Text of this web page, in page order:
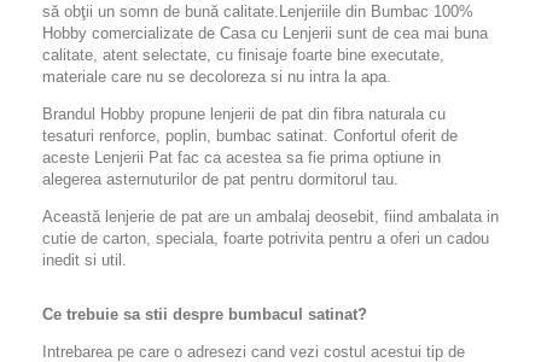
să obţii un somn de bună calitate.Lenjeriile din Bumbac 100%
Hobby comercializate de Casa cu Lenjerii sunt de cea mai buna
calitate, atent selectate, cu finisaje foarte bine executate,
materiale care nu se decoloreza si nu intra la apa.
Brandul Hobby propune lenjerii de pat din fibra naturala cu
tesaturi renforce, poplin, bumbac satinat. Confortul oferit de
aceste Lenjerii Pat fac ca acestea sa fie prima optiune in
alegerea asternuturilor de pat pentru dormitorul tau.
Această lenjerie de pat are un ambalaj deosebit, fiind ambalata in
cutie de carton, speciala, foarte potrivita pentru a oferi un cadou
inedit si util.
Ce trebuie sa stii despre bumbacul satinat?
Intrebarea pe care o adresezi cand vezi costul acestui tip de